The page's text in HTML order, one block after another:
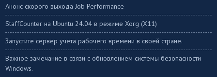
Анонс скорого выхода Job Performance
StaffСounter на Ubuntu 24.04 в режиме Xorg (X11)
Запустите сервер учета рабочего времени в своей стране.
Важное замечание в связи с обновлением системы безопасности
Windows.